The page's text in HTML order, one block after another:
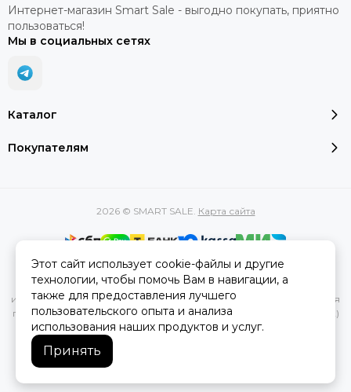
Каталог
Покупателям
Интернет-магазин Smart Sale - выгодно покупать, приятно
пользоваться!
Мы в социальных сетях
2026 © SMART SALE. Карта сайта
Вся представленная на сайте информация, касающаяся
характеристик, стоимости товаров и услуг, носит
информационный характер и ни при каких условиях не является
публичной офертой, определяемой положениями Статьи 437(2)
Гражданского кодекса РФ.
Этот сайт использует cookie-файлы и другие
технологии, чтобы помочь Вам в навигации, а
также для предоставления лучшего
пользовательского опыта и анализа
использования наших продуктов и услуг.
Принять